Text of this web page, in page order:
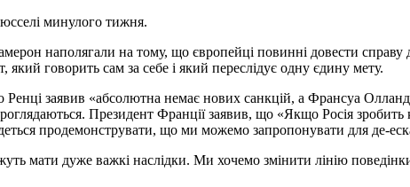
минулого тижня.
наполягали на тому, що європейці повинні довести справу
говорить сам за себе і який переслідує одну єдину мету.
заявив «абсолютна немає нових санкцій, а Франсуа
Президент Франції заявив, що «Якщо Росія зробить
продемонструвати, що ми можемо запропонувати для де-
мати дуже важкі наслідки. Ми хочемо змінити лінію